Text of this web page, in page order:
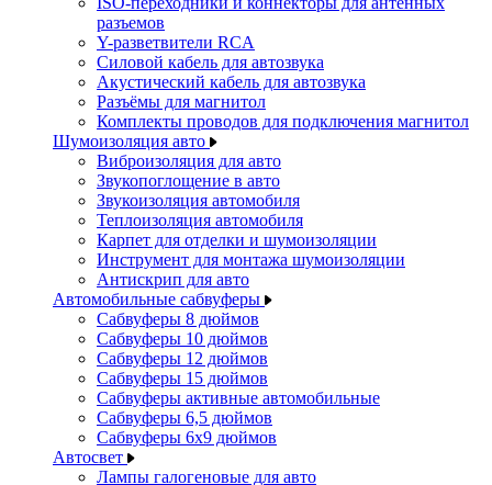
разъемов
Y-разветвители RCA
Силовой кабель для автозвука
Акустический кабель для автозвука
Разъёмы для магнитол
Комплекты проводов для подключения магнитол
Шумоизоляция авто
Виброизоляция для авто
Звукопоглощение в авто
Звукоизоляция автомобиля
Теплоизоляция автомобиля
Карпет для отделки и шумоизоляции
Инструмент для монтажа шумоизоляции
Антискрип для авто
Автомобильные сабвуферы
Сабвуферы 8 дюймов
Сабвуферы 10 дюймов
Сабвуферы 12 дюймов
Сабвуферы 15 дюймов
Сабвуферы активные автомобильные
Сабвуферы 6,5 дюймов
Сабвуферы 6x9 дюймов
Автосвет
Лампы галогеновые для авто